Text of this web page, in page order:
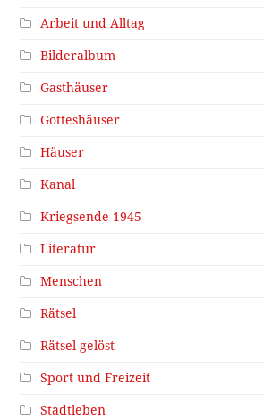
Arbeit und Alltag
Bilderalbum
Gasthäuser
Gotteshäuser
Häuser
Kanal
Kriegsende 1945
Literatur
Menschen
Rätsel
Rätsel gelöst
Sport und Freizeit
Stadtleben